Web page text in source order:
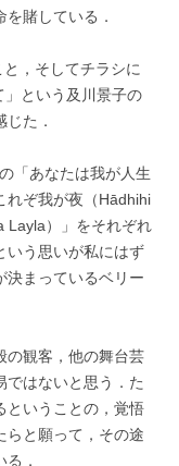
賭している．
，そしてチラシに
という及川景子の
た．
「あなたは我が人生
れぞ我が夜（Hādhihi
Layla）」をそれぞれ
いう思いが私にはず
決まっているベリー
の観客，他の舞台芸
ではないと思う．た
ということの，覚悟
らと願って，その途
．